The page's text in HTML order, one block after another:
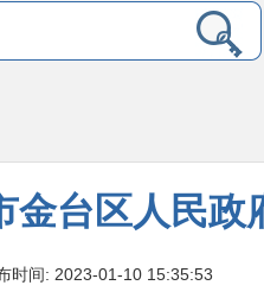
金台区人民政
时间: 2023-01-10 15:35:53